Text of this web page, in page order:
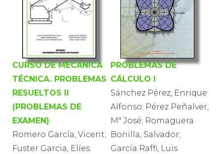
CURSO DE MECÁNICA
TÉCNICA. PROBLEMAS
RESUELTOS II
(PROBLEMAS DE
EXAMEN)
Romero García, Vicent;
Fuster Garcia, Elíes;
PROBLEMAS DE
CÁLCULO I
Sánchez Pérez, Enrique
Alfonso; Pérez Peñalver,
Mª José; Romaguera
Bonilla, Salvador;
García Raffi, Luis